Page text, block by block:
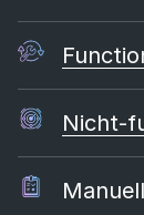
Nicht-